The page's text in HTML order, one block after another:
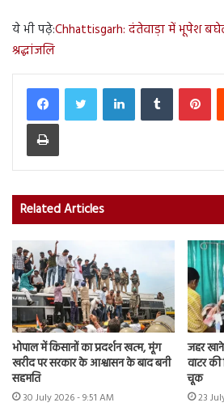
ये भी पढ़े:Chhattisgarh: दंतेवाड़ा में भूपेश
श्रद्धांजलि
LinkedInTumblr
Print
Related Articles
भोपाल में किसानों का प्रदर्शन खत्म, मूंग
खरीद पर सरकार के आश्वासन के बाद बनी
सहमति
30 July 2026 - 9:51 AM
जहर
वाटर की
चूक
23